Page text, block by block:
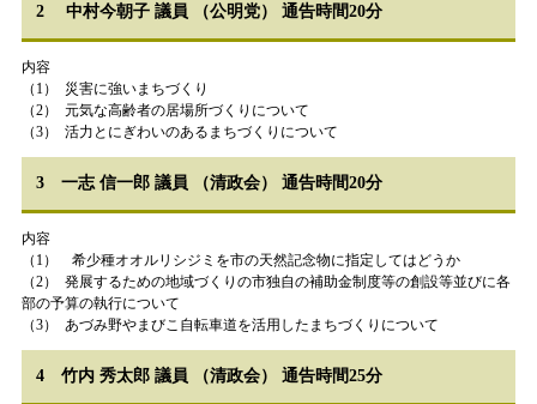
2 中村今朝子 議員 （公明党） 通告時間20分
内容
（1） 災害に強いまちづくり
（2） 元気な高齢者の居場所づくりについて
（3） 活力とにぎわいのあるまちづくりについて
3 一志 信一郎 議員 （清政会） 通告時間20分
内容
（1） 希少種オオルリシジミを市の天然記念物に指定してはどうか
（2） 発展するための地域づくりの市独自の補助金制度等の創設等並びに各
部の予算の執行について
（3） あづみ野やまびこ自転車道を活用したまちづくりについて
4 竹内 秀太郎 議員 （清政会） 通告時間25分